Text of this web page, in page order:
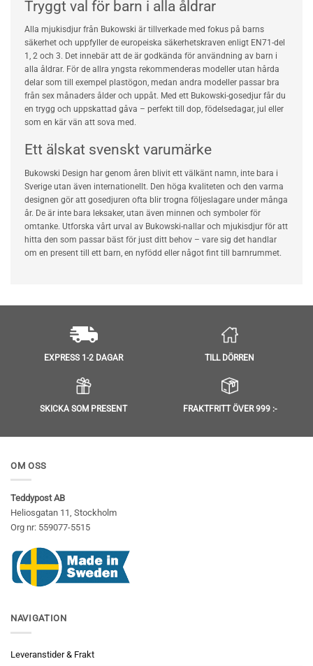
Tryggt val för barn i alla åldrar
Alla mjukisdjur från Bukowski är tillverkade med fokus på barns
säkerhet och uppfyller de europeiska säkerhetskraven enligt EN71-del
1, 2 och 3. Det innebär att de är godkända för användning av barn i
alla åldrar. För de allra yngsta rekommenderas modeller utan hårda
delar som till exempel plastögon, medan andra modeller passar bra
från sex månaders ålder och uppåt. Med ett Bukowski-gosedjur får du
en trygg och uppskattad gåva – perfekt till dop, födelsedagar, jul eller
som en kär vän att sova med.
Ett älskat svenskt varumärke
Bukowski Design har genom åren blivit ett välkänt namn, inte bara i
Sverige utan även internationellt. Den höga kvaliteten och den varma
designen gör att gosedjuren ofta blir trogna följeslagare under många
år. De är inte bara leksaker, utan även minnen och symboler för
omtanke. Utforska vårt urval av Bukowski-nallar och mjukisdjur för att
hitta den som passar bäst för just ditt behov – vare sig det handlar
om en present till ett barn, en nyfödd eller något fint till barnrummet.
EXPRESS 1-2 DAGAR TILL DÖRREN
SKICKA SOM PRESENT FRAKTFRITT ÖVER 999 :-
OM OSS
Teddypost AB
Heliosgatan 11, Stockholm
Org nr: 559077-5515
NAVIGATION
Leveranstider & Frakt